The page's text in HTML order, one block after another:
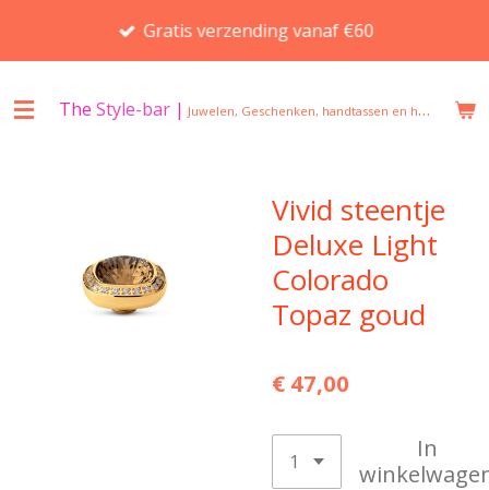
de
Gratis verzending vanaf €60
The Style-bar | Juwelen, Geschenken, handtassen en huisgeuren in Beveren
Vivid steentje
Deluxe Light
Colorado
Topaz goud
€ 47,00
In